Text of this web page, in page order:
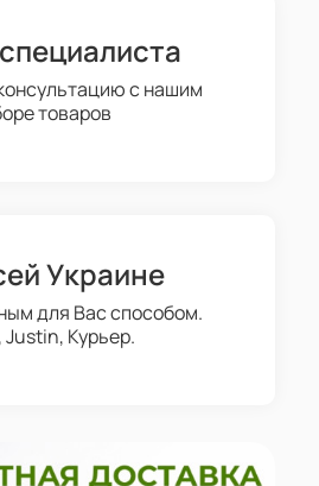
с нашим
товаров
Украине
для Вас способом.
Justin, Курьер.